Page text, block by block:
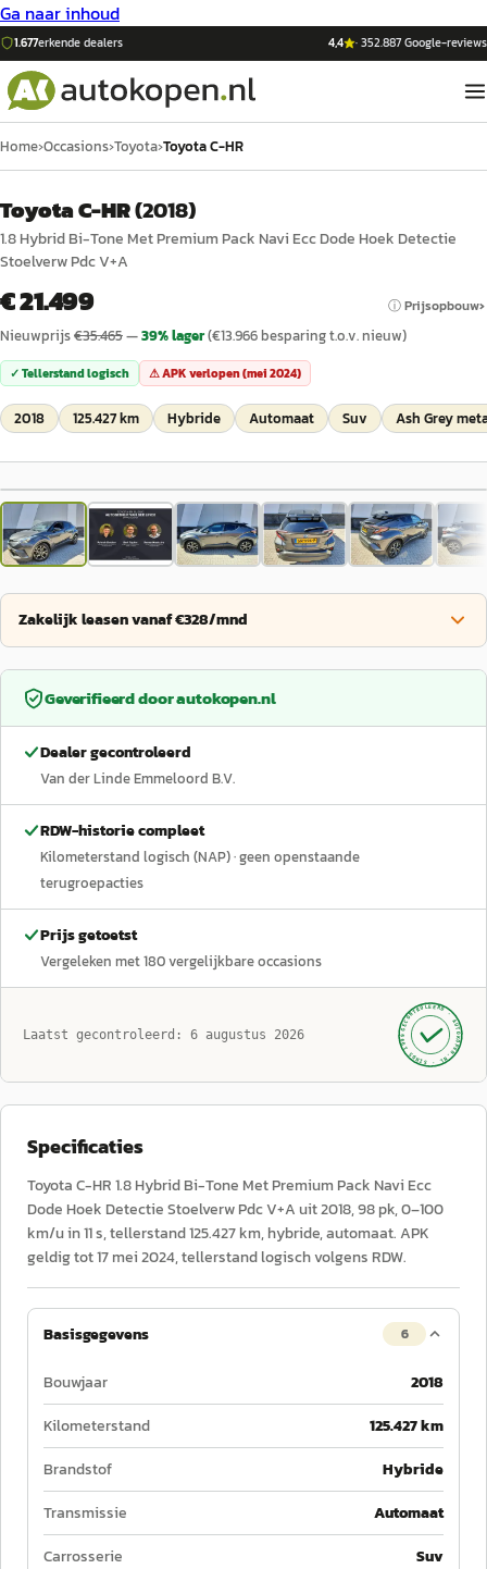
Ga naar inhoud
1.677erkende dealers 4,4 ·352.887Google-reviews
Home›Occasions›Toyota›Toyota C-HR
Toyota C-HR(2018)
1.8 Hybrid Bi-Tone Met Premium Pack Navi Ecc Dode Hoek Detectie
Stoelverw Pdc V+A
€ 21.499 ⓘ Prijsopbouw
Nieuwprijs€35.465—39% lager(€13.966besparing t.o.v. nieuw)
✓ Tellerstand logisch ⚠ APK verlopen (mei 2024)
2018 125.427 km Hybride Automaat Suv Ash Grey
1/39
Zakelijk leasen vanaf €328/mnd
Geverifieerd doorautokopen.nl
Dealer gecontroleerd
Van der Linde Emmeloord B.V.
RDW-historie compleet
Kilometerstand logisch (NAP)· geen openstaande
terugroepacties
Prijs getoetst
Vergeleken met180vergelijkbare occasions
Laatst gecontroleerd: 6 augustus 2026 GECONTROLEERD ·
AUTOKOPEN.NL
· SINDS 1999 ·
Specificaties
Toyota C-HR 1.8 Hybrid Bi-Tone Met Premium Pack Navi Ecc
Dode Hoek Detectie Stoelverw Pdc V+A uit 2018, 98 pk, 0–100
km/u in 11 s, tellerstand 125.427 km, hybride, automaat. APK
geldig tot 17 mei 2024, tellerstand logisch volgens RDW.
Basisgegevens 6
Bouwjaar
2018
Kilometerstand
125.427 km
Brandstof
Hybride
Transmissie
Automaat
Carrosserie
Suv